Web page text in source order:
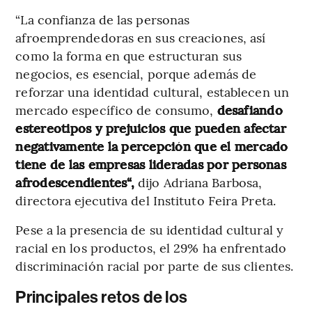
“La confianza de las personas
afroemprendedoras en sus creaciones, así
como la forma en que estructuran sus
negocios, es esencial, porque además de
reforzar una identidad cultural, establecen un
mercado específico de consumo, desafiando
estereotipos y prejuicios que pueden afectar
negativamente la percepción que el mercado
tiene de las empresas lideradas por personas
afrodescendientes“,dijo Adriana Barbosa,
directora ejecutiva del Instituto Feira Preta.
Pese a la presencia de su identidad cultural y
racial en los productos, el 29% ha enfrentado
discriminación racial por parte de sus clientes.
Principales retos de los